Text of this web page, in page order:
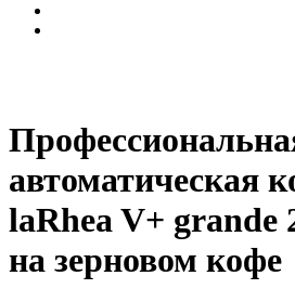
автоматическая
laRhea V+ grande
на зерновом кофе